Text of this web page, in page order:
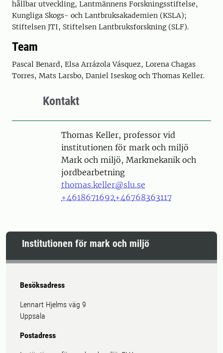
hållbar utveckling, Lantmännens Forskningsstiftelse,
Kungliga Skogs- och Lantbruksakademien (KSLA);
Stiftelsen JTI, Stiftelsen Lantbruksforskning (SLF).
Team
Pascal Benard, Elsa Arrázola Vásquez, Lorena Chagas
Torres, Mats Larsbo, Daniel Iseskog och Thomas Keller.
Kontakt
PersonThomas Keller, professor vid
institutionen för mark och miljö
Mark och miljö, Markmekanik och
jordbearbetning
thomas.keller@slu.se
+4618671692+46768363117
Institutionen för mark och miljö
Besöksadress
Lennart Hjelms väg 9
Uppsala
Postadress